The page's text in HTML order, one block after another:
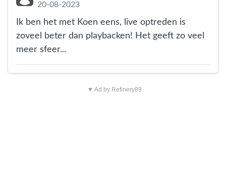
20-08-2023
Ik ben het met Koen eens, live optreden is
zoveel beter dan playbacken! Het geeft zo veel
meer sfeer...
▼ Ad by Refinery89